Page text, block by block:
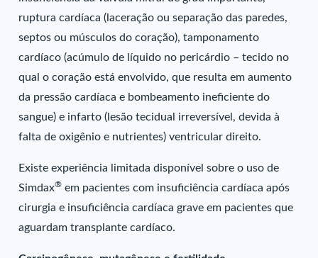
ruptura cardíaca (laceração ou separação das paredes,
septos ou músculos do coração), tamponamento
cardíaco (acúmulo de líquido no pericárdio – tecido no
qual o coração está envolvido, que resulta em aumento
da pressão cardíaca e bombeamento ineficiente do
sangue) e infarto (lesão tecidual irreversível, devida à
falta de oxigênio e nutrientes) ventricular direito.
Existe experiência limitada disponível sobre o uso de
Simdax® em pacientes com insuficiência cardíaca após
cirurgia e insuficiência cardíaca grave em pacientes que
aguardam transplante cardíaco.